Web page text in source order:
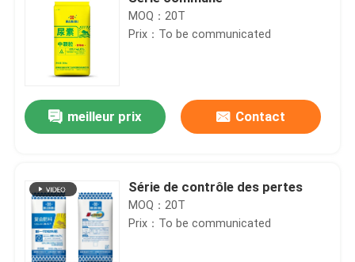
MOQ：20T
Prix：To be communicated
meilleur prix Contact
Série de contrôle des pertes
MOQ：20T
Prix：To be communicated